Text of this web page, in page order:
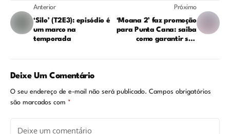
Anterior
‘Silo’ (T2E3): episódio é
um marco na
temporada
Próximo
‘Moana 2’ faz promoção
para Punta Cana: saiba
como garantir sua
Deixe Um Comentário
O seu endereço de e-mail não será publicado. Campos obrigatórios
são marcados com *